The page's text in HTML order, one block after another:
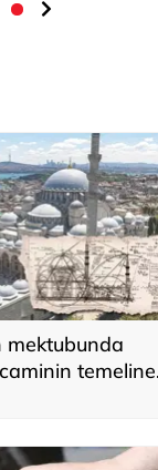
mektubunda
caminin temeline